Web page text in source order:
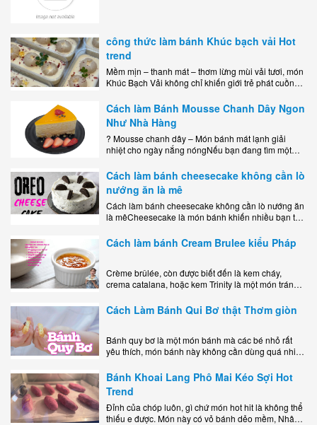
công thức làm bánh Khúc bạch vải Hot
trend
Mềm mịn – thanh mát – thơm lừng mùi vải tươi, món
Khúc Bạch Vải không chỉ khiến giới trẻ phát cuồng
Cách làm Bánh Mousse Chanh Dây Ngon
Như Nhà Hàng
? Mousse chanh dây – Món bánh mát lạnh giải
nhiệt cho ngày nắng nóngNếu bạn đang tìm một
dễ..
Cách làm bánh cheesecake không cần lò
nướng ăn là mê
Cách làm bánh cheesecake không cần lò nướng ăn
là mêCheesecake là món bánh khiến nhiều bạn trẻ
kem..
Cách làm bánh Cream Brulee kiểu Pháp
Crème brûlée, còn được biết đến là kem cháy,
crema catalana, hoặc kem Trinity là một món tráng
lớp..
Cách Làm Bánh Qui Bơ thật Thơm giòn
Bánh quy bơ là một món bánh mà các bé nhỏ rất
yêu thích, món bánh này không cần dùng quá nhiều
Bánh Khoai Lang Phô Mai Kéo Sợi Hot
Trend
Đỉnh của chóp luôn, gì chứ món hot hit là không thể
thiếu e được. Món này có vỏ bánh dẻo mềm, Nhân